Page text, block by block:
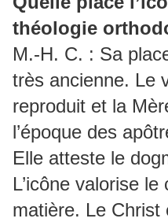
théologie
M.-H. C. : Sa
très ancienne. Le
reproduit et la
l’époque des
Elle atteste le
L’icône valorise
matière. Le Christ